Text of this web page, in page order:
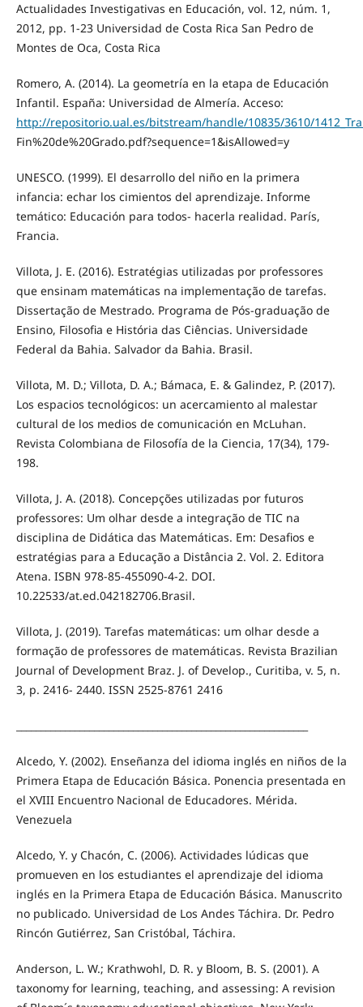
Actualidades Investigativas en Educación, vol. 12, núm. 1,
2012, pp. 1-23 Universidad de Costa Rica San Pedro de
Montes de Oca, Costa Rica
Romero, A. (2014). La geometría en la etapa de Educación
Infantil. España: Universidad de Almería. Acceso:
http://repositorio.ual.es/bitstream/handle/10835/3610/
Fin%20de%20Grado.pdf?sequence=1&isAllowed=y
UNESCO. (1999). El desarrollo del niño en la primera
infancia: echar los cimientos del aprendizaje. Informe
temático: Educación para todos- hacerla realidad. París,
Francia.
Villota, J. E. (2016). Estratégias utilizadas por professores
que ensinam matemáticas na implementação de tarefas.
Dissertação de Mestrado. Programa de Pós-graduação de
Ensino, Filosofia e História das Ciências. Universidade
Federal da Bahia. Salvador da Bahia. Brasil.
Villota, M. D.; Villota, D. A.; Bámaca, E. & Galindez, P. (2017).
Los espacios tecnológicos: un acercamiento al malestar
cultural de los medios de comunicación en McLuhan.
Revista Colombiana de Filosofía de la Ciencia, 17(34), 179-
198.
Villota, J. A. (2018). Concepções utilizadas por futuros
professores: Um olhar desde a integração de TIC na
disciplina de Didática das Matemáticas. Em: Desafios e
estratégias para a Educação a Distância 2. Vol. 2. Editora
Atena. ISBN 978-85-455090-4-2. DOI.
10.22533/at.ed.042182706.Brasil.
Villota, J. (2019). Tarefas matemáticas: um olhar desde a
formação de professores de matemáticas. Revista Brazilian
Journal of Development Braz. J. of Develop., Curitiba, v. 5, n.
3, p. 2416- 2440. ISSN 2525-8761 2416
Alcedo, Y. (2002). Enseñanza del idioma inglés en niños de la
Primera Etapa de Educación Básica. Ponencia presentada en
el XVIII Encuentro Nacional de Educadores. Mérida.
Venezuela
Alcedo, Y. y Chacón, C. (2006). Actividades lúdicas que
promueven en los estudiantes el aprendizaje del idioma
inglés en la Primera Etapa de Educación Básica. Manuscrito
no publicado. Universidad de Los Andes Táchira. Dr. Pedro
Rincón Gutiérrez, San Cristóbal, Táchira.
Anderson, L. W.; Krathwohl, D. R. y Bloom, B. S. (2001). A
taxonomy for learning, teaching, and assessing: A revision